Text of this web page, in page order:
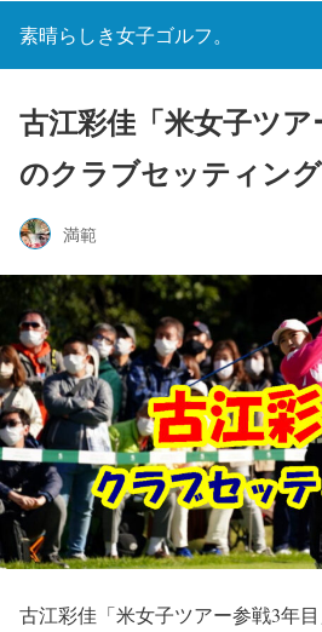
素晴らしき女子ゴルフ。
古江彩佳「米女子ツア
のクラブセッティン
満範
古江彩佳「米女子ツアー参戦3年